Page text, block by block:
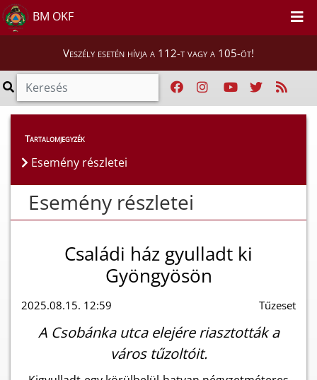
BM OKF
Veszély esetén hívja a 112-t vagy a 105-öt!
Esemény részletei
Tartalomjegyzék
Esemény részletei
Esemény részletei
Családi ház gyulladt ki
Gyöngyösön
2025.08.15. 12:59 Tűzeset
A Csobánka utca elejére riasztották a
város tűzoltóit.